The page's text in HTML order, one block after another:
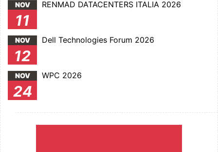
NOV
11
RENMAD DATACENTERS ITALIA 2026
NOV
12
Dell Technologies Forum 2026
NOV
24
WPC 2026